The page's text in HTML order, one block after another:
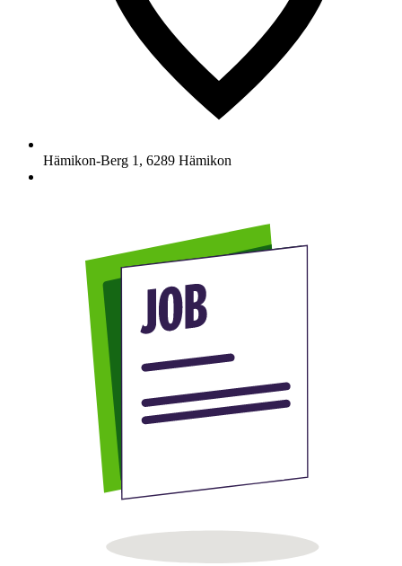
Hämikon-Berg 1 , 6289 Hämikon